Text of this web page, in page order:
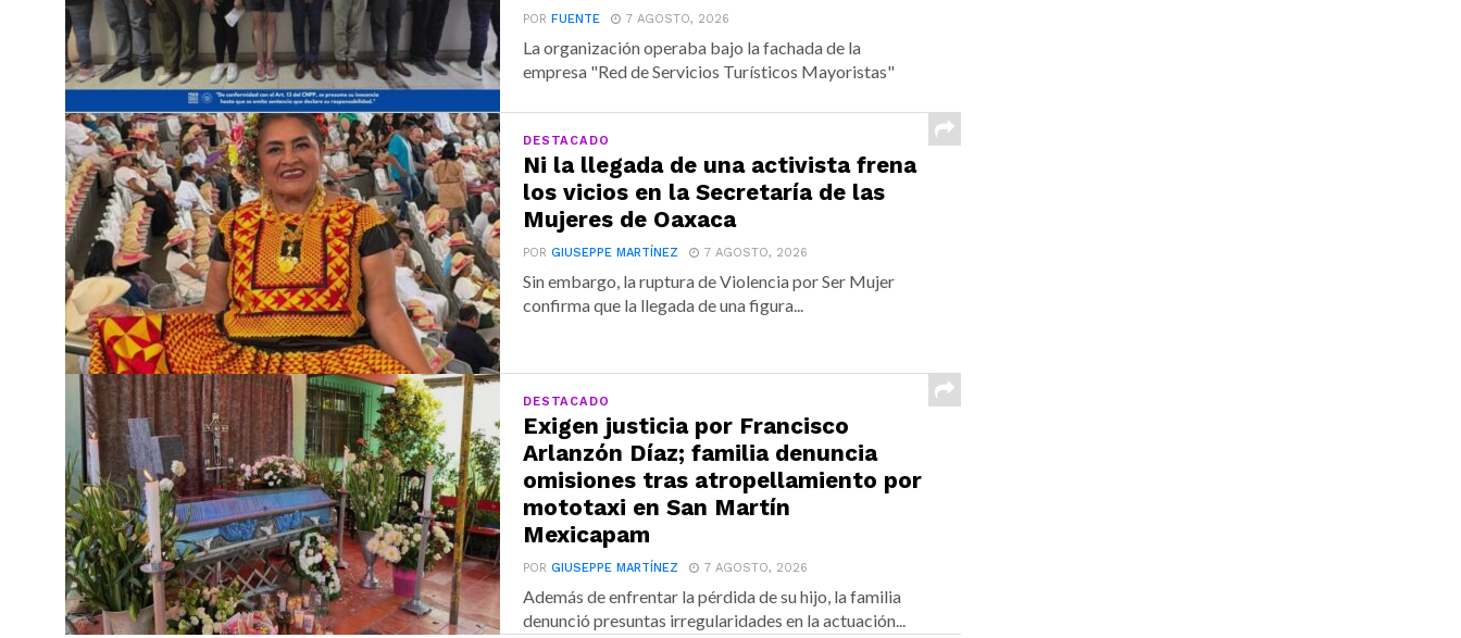
PORFUENTE 7 AGOSTO, 2026
La organización operaba bajo la fachada de la
empresa "Red de Servicios Turísticos Mayoristas"
DESTACADO
Ni la llegada de una activista frena
los vicios en la Secretaría de las
Mujeres de Oaxaca
PORGIUSEPPE MARTÍNEZ 7 AGOSTO, 2026
Sin embargo, la ruptura de Violencia por Ser Mujer
confirma que la llegada de una figura...
DESTACADO
Exigen justicia por Francisco
Arlanzón Díaz; familia denuncia
omisiones tras atropellamiento por
mototaxi en San Martín
Mexicapam
PORGIUSEPPE MARTÍNEZ 7 AGOSTO, 2026
Además de enfrentar la pérdida de su hijo, la familia
denunció presuntas irregularidades en la actuación...